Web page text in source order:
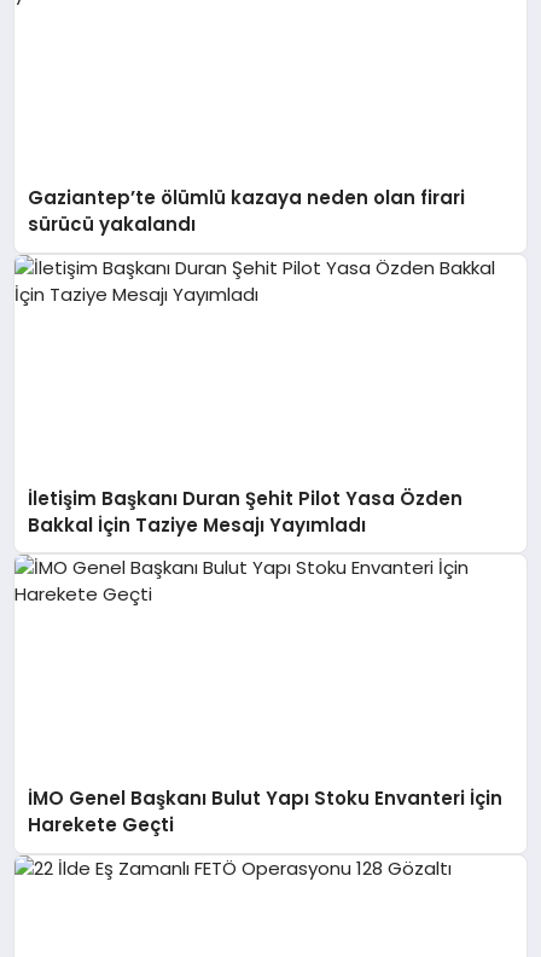
Gaziantep’te ölümlü kazaya neden olan firari
sürücü yakalandı
İletişim Başkanı Duran Şehit Pilot Yasa Özden
Bakkal İçin Taziye Mesajı Yayımladı
İMO Genel Başkanı Bulut Yapı Stoku Envanteri İçin
Harekete Geçti